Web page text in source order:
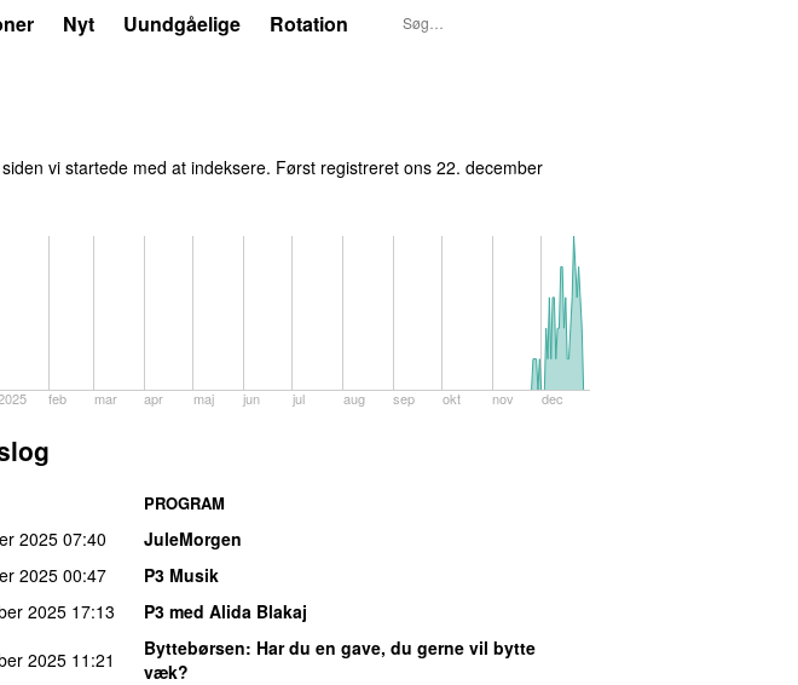
Nyt Uundgåelige Rotation
vi startede med at indeksere. Først registreret ons 22. december
feb mar apr maj jun jul aug sep okt nov dec
PROGRAM
2025 07:40
JuleMorgen
2025 00:47
P3 Musik
2025 17:13
P3 med Alida Blakaj
2025 11:21 Byttebørsen: Har du en gave, du gerne vil bytte
væk?